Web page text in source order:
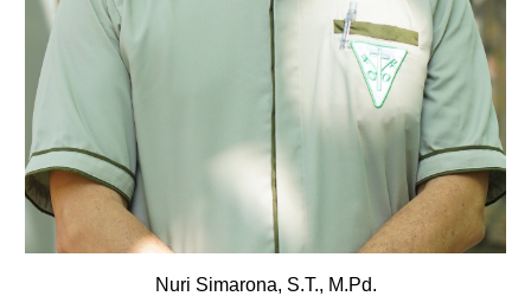
Nuri Simarona, S.T., M.Pd.